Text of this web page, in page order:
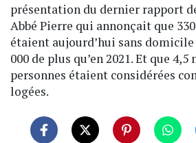
présentation du dernier rapport
Abbé Pierre qui annonçait que
étaient aujourd’hui sans domicile
000 de plus qu’en 2021. Et que
personnes étaient considérées
logées.